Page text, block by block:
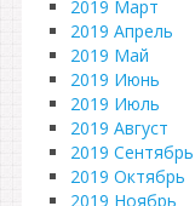
2019 Март
2019 Апрель
2019 Май
2019 Июнь
2019 Июль
2019 Август
2019 Сентябрь
2019 Октябрь
2019 Ноябрь